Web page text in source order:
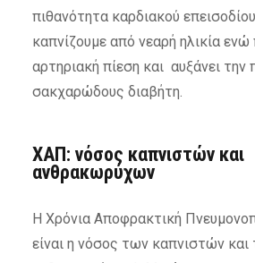
πιθανότητα καρδιακού
καπνίζουμε από νεαρή ηλικία ενώ
αρτηριακή πίεση και αυξάνει την
σακχαρώδους διαβήτη.
ΧΑΠ: νόσος καπνιστών και
ανθρακωρύχων
Η Χρόνια Αποφρακτική
είναι η νόσος των καπνιστών